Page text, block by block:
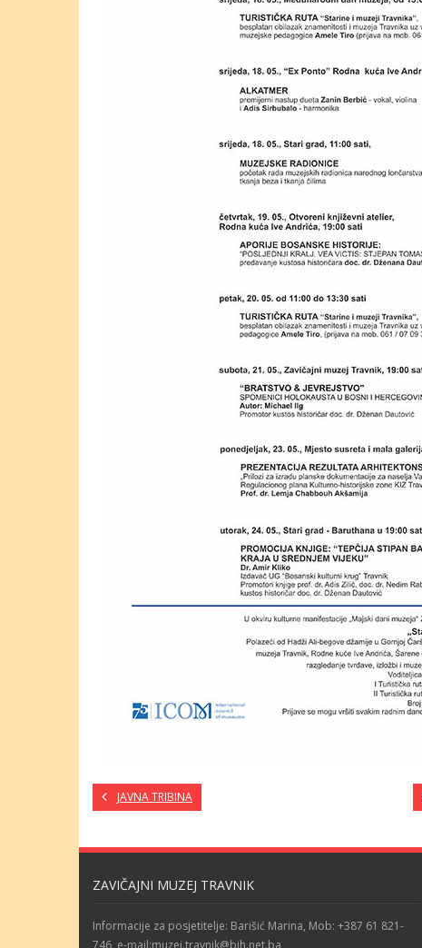
JAVNA TRIBINA
ZAVIČAJNI MUZEJ TRAVNIK
Informacije za posjetitelje: Barišić Marina, Mob: +387 61 821-